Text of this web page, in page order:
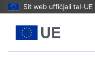
Sit web uffiċjali tal-UE